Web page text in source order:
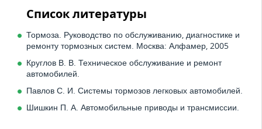
Список литературы
Тормоза. Руководство по обслуживанию, диагностике и
ремонту тормозных систем. Москва: Алфамер, 2005
Круглов В. В. Техническое обслуживание и ремонт
автомобилей.
Павлов С. И. Системы тормозов легковых автомобилей.
Шишкин П. А. Автомобильные приводы и трансмиссии.